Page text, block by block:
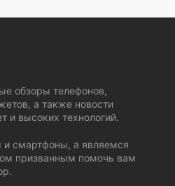
обзоры телефонов,
а также новости
и высоких технологий.
смартфоны, а являемся
призванным помочь вам